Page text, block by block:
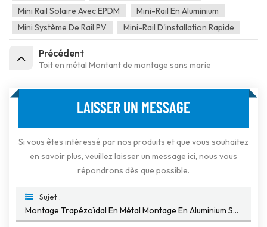
Mini Rail Solaire Avec EPDM
Mini-Rail En Aluminium
Mini Système De Rail PV
Mini-Rail D'installation Rapide
Précédent
Toit en métal Montant de montage sans marie
LAISSER UN MESSAGE
Si vous êtes intéressé par nos produits et que vous souhaitez
en savoir plus, veuillez laisser un message ici, nous vous
répondrons dès que possible.
Sujet :
Montage Trapézoïdal En Métal Montage En Aluminium Solaire Mini Rail